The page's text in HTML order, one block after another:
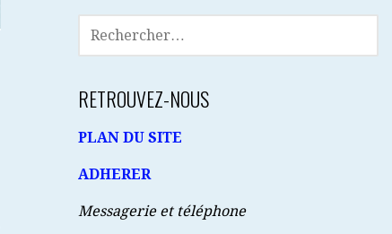
RECHERCHER :
RETROUVEZ-NOUS
PLAN DU SITE
ADHERER
Messagerie et téléphone